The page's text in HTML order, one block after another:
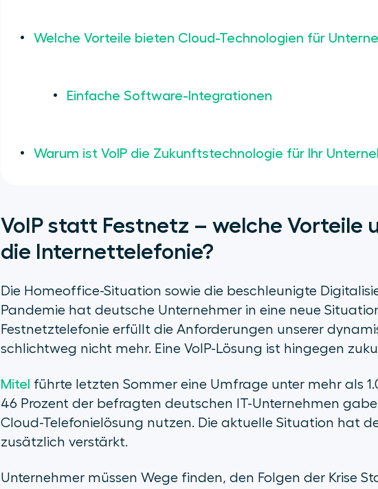
Welche Vorteile bieten Cloud-Technologien für
Einfache Software-Integrationen
Warum ist VoIP die Zukunftstechnologie für Ihr
VoIP statt Festnetz – welche Vorteile
die Internettelefonie?
Die Homeoffice-Situation sowie die beschleunigte
Pandemie hat deutsche Unternehmer in eine neue
Festnetztelefonie erfüllt die Anforderungen unserer
schlichtweg nicht mehr. Eine VoIP-Lösung ist hingegen
Mitel führte letzten Sommer eine Umfrage unter mehr als
46 Prozent der befragten deutschen IT-Unternehmen
Cloud-Telefonielösung nutzen. Die aktuelle Situation hat
zusätzlich verstärkt.
Unternehmer müssen Wege finden, den Folgen der Krise